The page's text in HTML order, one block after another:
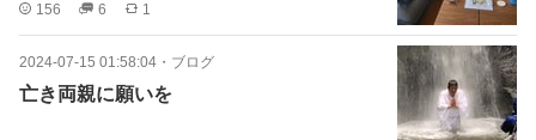
156 6 1
2024-07-15 01:58:04 ・ ブログ
亡き両親に願いを